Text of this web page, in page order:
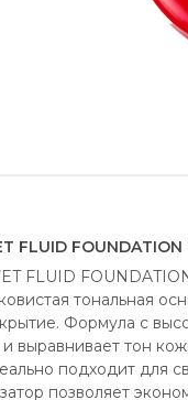
FLUID
FLUID
тональная
Формула с
выравнивает тон
подходит для
позволяет